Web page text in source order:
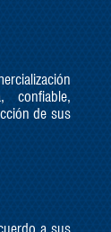
confiable,
de sus
a sus